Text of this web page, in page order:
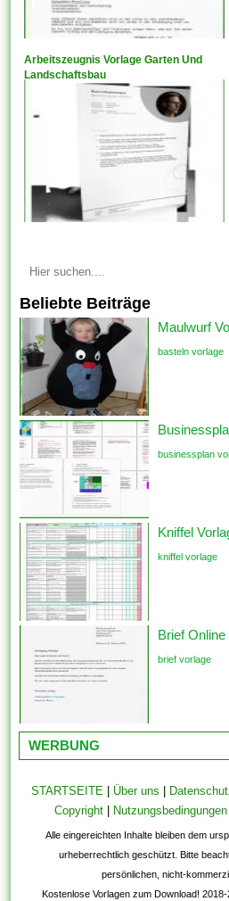
Arbeitszeugnis Vorlage Garten Und
Landschaftsbau
Beliebte Beiträge
Maulwurf
basteln vorlage
businessplan
Kniffel
kniffel vorlage
Brief Online
brief vorlage
WERBUNG
STARTSEITE| Über uns
Copyright
Nutzungsbedingungen
Alle eingereichten Inhalte bleiben dem
urheberrechtlich geschützt. Bitte
persönlichen, nicht-
Kostenlose Vorlagen zum Download!